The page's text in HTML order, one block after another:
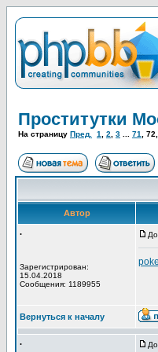
Проститутки
На страницу Пред. 1 2 3 71 72
Автор
.
Зарегистрирован:
15.04.2018
Сообщения: 1189955
poke
Вернуться к началу
.